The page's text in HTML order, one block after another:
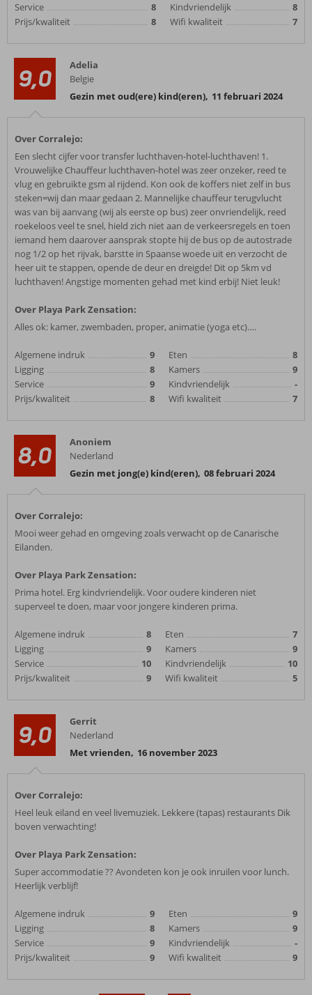
Service
8
Prijs/kwaliteit
8
Kindvriendelijk
8
Wifi kwaliteit
7
9,0
Adelia
Belgie
Gezin met oud(ere) kind(eren), 11 februari 2024
Over Corralejo:
Een slecht cijfer voor transfer luchthaven-hotel-luchthaven! 1.
Vrouwelijke Chauffeur luchthaven-hotel was zeer onzeker, reed te
vlug en gebruikte gsm al rijdend. Kon ook de koffers niet zelf in bus
steken=wij dan maar gedaan 2. Mannelijke chauffeur terugvlucht
was van bij aanvang (wij als eerste op bus) zeer onvriendelijk, reed
roekeloos veel te snel, hield zich niet aan de verkeersregels en toen
iemand hem daarover aansprak stopte hij de bus op de autostrade
nog 1/2 op het rijvak, barstte in Spaanse woede uit en verzocht de
heer uit te stappen, opende de deur en dreigde! Dit op 5km vd
luchthaven! Angstige momenten gehad met kind erbij! Niet leuk!
Over Playa Park Zensation:
Alles ok: kamer, zwembaden, proper, animatie (yoga etc)….
Algemene indruk
9
Ligging
8
Service
9
Prijs/kwaliteit
8
Eten
8
Kamers
9
Kindvriendelijk
-
Wifi kwaliteit
7
8,0
Anoniem
Nederland
Gezin met jong(e) kind(eren), 08 februari 2024
Over Corralejo:
Mooi weer gehad en omgeving zoals verwacht op de Canarische
Eilanden.
Over Playa Park Zensation:
Prima hotel. Erg kindvriendelijk. Voor oudere kinderen niet
superveel te doen, maar voor jongere kinderen prima.
Algemene indruk
8
Ligging
9
Service
10
Prijs/kwaliteit
9
Eten
7
Kamers
9
Kindvriendelijk
10
Wifi kwaliteit
5
9,0
Gerrit
Nederland
Met vrienden, 16 november 2023
Over Corralejo:
Heel leuk eiland en veel livemuziek. Lekkere (tapas) restaurants Dik
boven verwachting!
Over Playa Park Zensation:
Super accommodatie ?? Avondeten kon je ook inruilen voor lunch.
Heerlijk verblijf!
Algemene indruk
9
Ligging
8
Service
9
Prijs/kwaliteit
9
Eten
9
Kamers
9
Kindvriendelijk
-
Wifi kwaliteit
9